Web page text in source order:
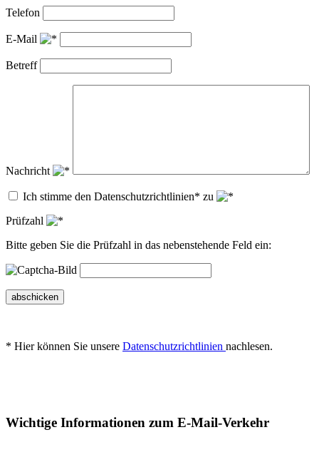
Telefon
E-Mail
Betreff
Nachricht
Ich stimme den Datenschutzrichtlinien* zu
Prüfzahl
Bitte geben Sie die Prüfzahl in das nebenstehende Feld ein:
abschicken
* Hier können Sie unsere Datenschutzrichtlinien nachlesen.
Wichtige Informationen zum E-Mail-Verkehr